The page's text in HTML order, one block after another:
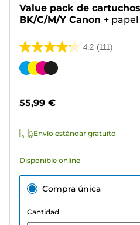
Value pack de
BK/C/M/Y Canon +
4.2 (111)
4.2
de
111
Cartucho
55,99 €
Envío estándar gratuito
Disponible online
Compra única
Cantidad